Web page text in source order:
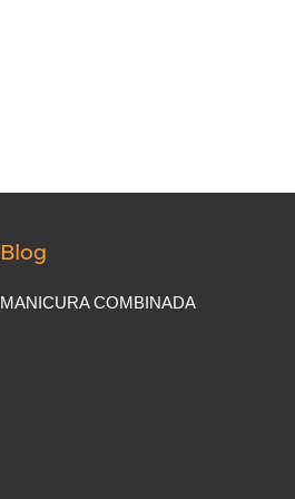
Blog
MANICURA COMBINADA